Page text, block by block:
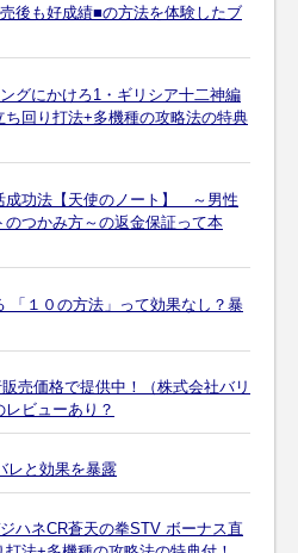
後も好成績■の方法を体験したブ
グにかけろ1・ギリシア十二神編
回り打法+多機種の攻略法の特典
成功法【天使のノート】 ～男性
つかみ方～の返金保証って本
「１０の方法」って効果なし？暴
売価格で提供中！（株式会社バリ
ビューあり？
レと効果を暴露
ハネCR蒼天の拳STV ボーナス直